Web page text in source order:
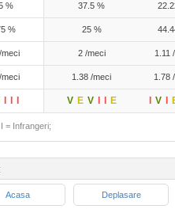
% 37.5 %
% 25 %
meci 2 /meci 1.11
meci 1.38 /meci 1.78
V E V E V
= Infrangeri;
Acasa Deplasare